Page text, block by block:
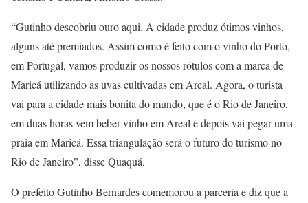
“Gutinho descobriu ouro aqui. A cidade produz ótimos vinhos,
alguns até premiados. Assim como é feito com o vinho do Porto,
em Portugal, vamos produzir os nossos rótulos com a marca de
Maricá utilizando as uvas cultivadas em Areal. Agora, o turista
vai para a cidade mais bonita do mundo, que é o Rio de Janeiro,
em duas horas vem beber vinho em Areal e depois vai pegar uma
praia em Maricá. Essa triangulação será o futuro do turismo no
Rio de Janeiro”, disse Quaquá.
O prefeito Gutinho Bernardes comemorou a parceria e diz que a